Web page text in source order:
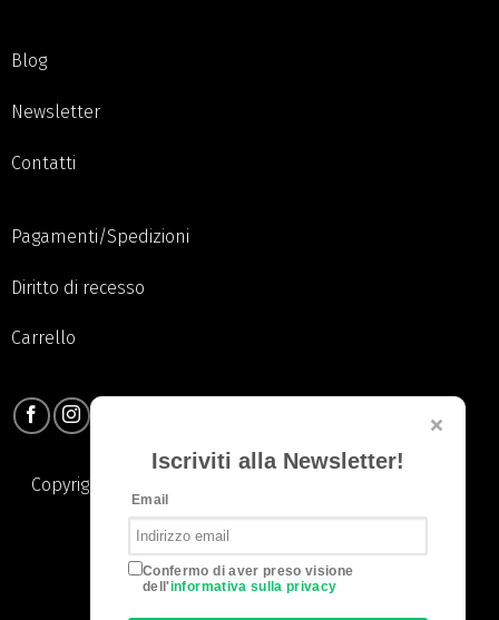
Blog
Newsletter
Contatti
Pagamenti/Spedizioni
Diritto di recesso
Carrello
Copyright 2026 © Pauline S.R.L. | All Rights Reserved. |
Privacy Policy|Cookie Policy
Iscriviti alla Newsletter!
Email
Confermo di aver preso visione
dell'informativa sulla privacy